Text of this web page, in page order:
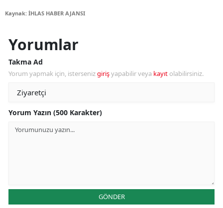
Kaynak: İHLAS HABER AJANSI
Yorumlar
Takma Ad
Yorum yapmak için, istersenizgirişyapabilir veya kayıt olabilirsiniz.
Yorum Yazın (500 Karakter)
GÖNDER